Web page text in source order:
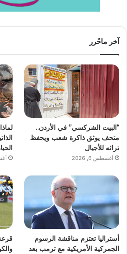
آخر ماحُرر
“البيت الشركسي” في الأردن..
متحف يوثق ذاكرة شعب ويحفظ
تراثه للأجيال
أغسطس 6, 2026
أستراليا تعتزم مناقشة الرسوم
الجمركية الأمريكية مع ترمب بعد